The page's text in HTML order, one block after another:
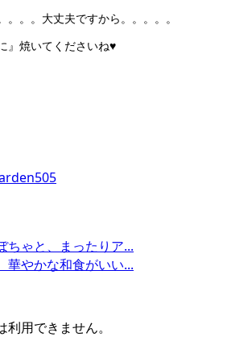
。。。大丈夫ですから。。。。。
』焼いてくださいね♥
ちゃと、まったりア...
華やかな和食がいい...
利用できません。